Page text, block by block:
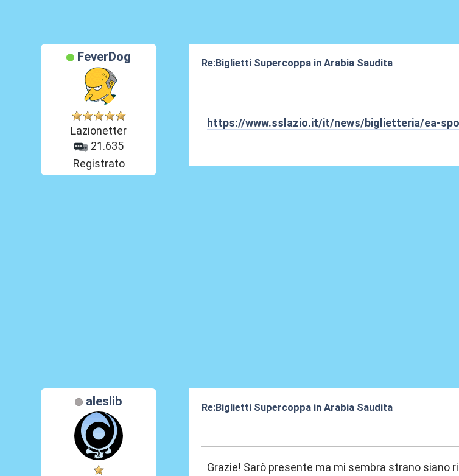
FeverDog
Lazionetter
21.635
Registrato
Re:Biglietti Supercoppa in Arabia Saudita
https://www.sslazio.it/it/news/biglietteria/ea-
aleslib
Re:Biglietti Supercoppa in Arabia Saudita
Grazie! Sarò presente ma mi sembra strano siano